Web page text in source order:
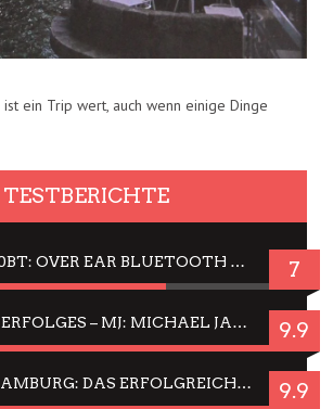
ist ein Trip wert, auch wenn einige Dinge
TESTBERICHTE
JBL TUNE 720BT: OVER EAR BLUETOOTH KOPFHÖRER UM DIE 50,-€ IM DAUER-TEST 7
WEGEN DES ERFOLGES – MJ: MICHAEL JACKSON MUSICAL IN EINER MATINEE SEHEN 9.9
JELLYFISH HAMBURG: DAS ERFOLGREICHE SOMMER-MENÜ 2025 IN GEFÜHLEN UND BILDERN 9.9